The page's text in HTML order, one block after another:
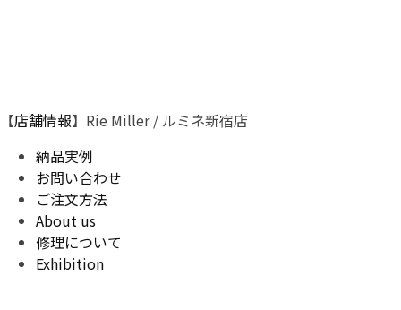
【店舗情報】Rie Miller / ルミネ新宿店
納品実例
お問い合わせ
ご注文方法
About us
修理について
Exhibition